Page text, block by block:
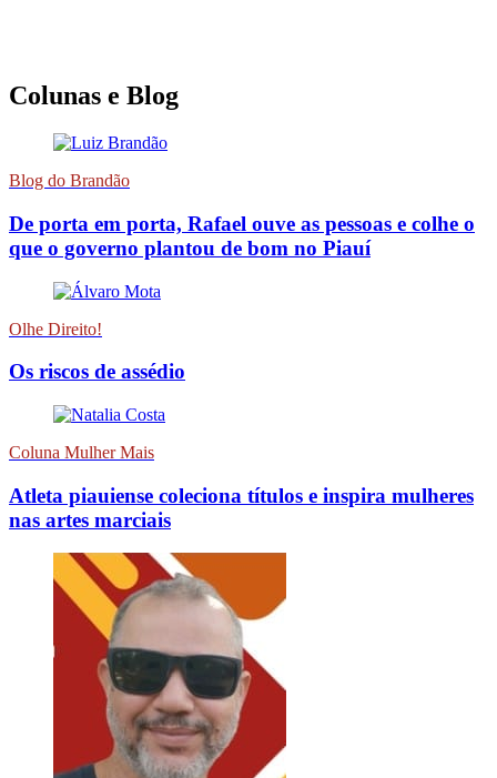
Colunas e Blog
Blog do Brandão
De porta em porta, Rafael ouve as pessoas e colhe o
que o governo plantou de bom no Piauí
Olhe Direito!
Os riscos de assédio
Coluna Mulher Mais
Atleta piauiense coleciona títulos e inspira mulheres
nas artes marciais